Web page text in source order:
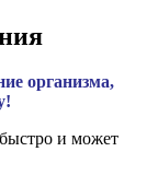
организма,
и может